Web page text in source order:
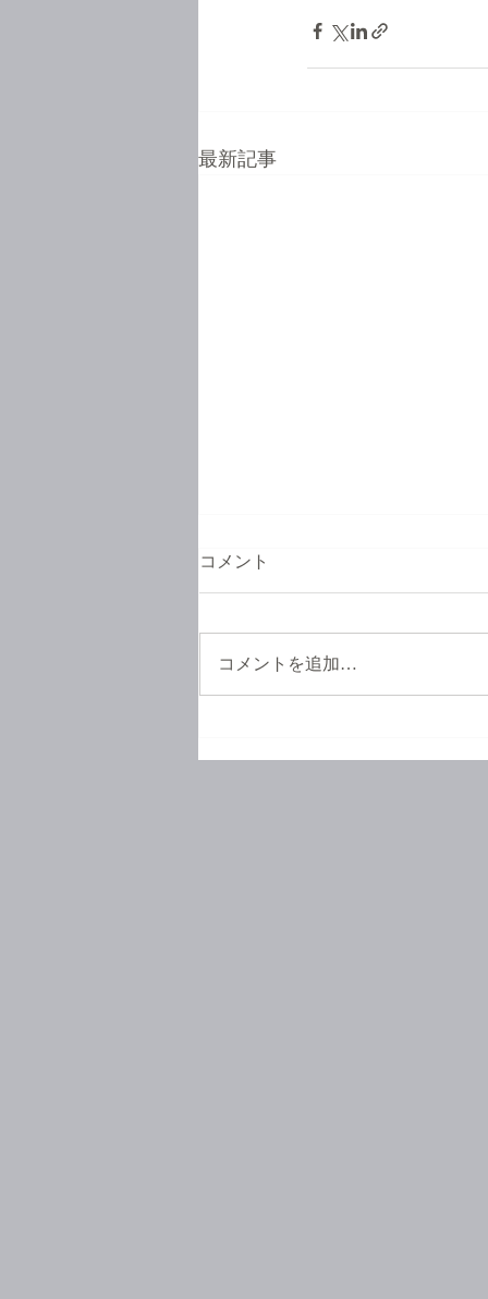
最新記事
お待たせいたしました
コメント
コメントを追加…